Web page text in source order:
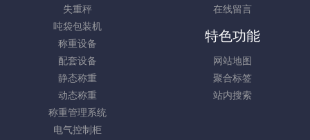
失重秤
吨袋包装机
称重设备
配套设备
静态称重
动态称重
称重管理系统
电气控制柜
在线留言
特色功能
网站地图
聚合标签
站内搜索